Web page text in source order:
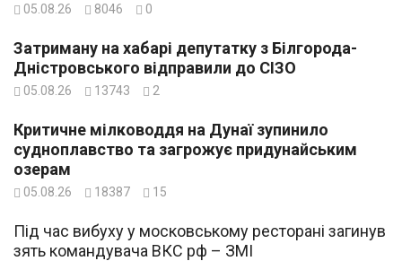
05.08.26 8046 0
Затриману на хабарі депутатку з Білгорода-
Дністровського відправили до СІЗО
05.08.26 13743 2
Критичне мілководдя на Дунаї зупинило
судноплавство та загрожує придунайським
озерам
05.08.26 18387 15
Під час вибуху у московському ресторані загинув
зять командувача ВКС рф – ЗМІ